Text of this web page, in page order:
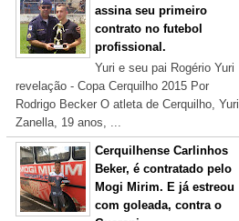
assina seu primeiro
contrato no futebol
profissional.
Yuri e seu pai Rogério Yuri
revelação - Copa Cerquilho 2015 Por
Rodrigo Becker O atleta de Cerquilho, Yuri
Zanella, 19 anos, ...
Cerquilhense Carlinhos
Beker, é contratado pelo
Mogi Mirim. E já estreou
com goleada, contra o